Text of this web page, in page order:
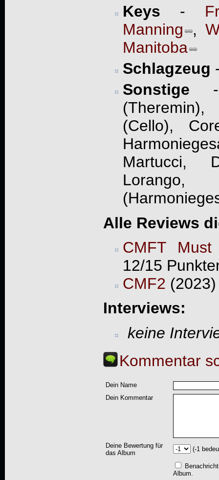
Keys -
Manning ,
Manitoba
Schlagzeug
Sonstige -
(Cello),
Martucci,
Alle Reviews
CMFT
12/15
CMF2
Interviews:
keine
Kommentar
Dein Name
Dein Kommentar
Deine Bewertung für
das Album
(-1
Album.